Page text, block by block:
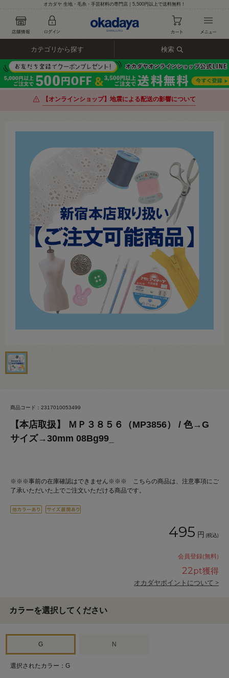
オカダヤ 生地・毛糸・手芸材料の専門店｜5,500円以上で送料無料！
カテゴリから探す 検索
【オンラインショップ】地震による配送の影響について
商品コード：2317010053499
【本店取扱】 ＭＰ３８５６（MP3856） / 色→G
サイズ→30mm 08Bg99_
※※※事前の在庫確認はできません※※※ こちらの商品は、注意事項にご
了承いただいた上でご注文いただける商品です。
495 円 (税込)
会員登録(無料)
22pt獲得
オカダヤポイントについて >
カラーを選択してください
G N
選択されたカラー：G